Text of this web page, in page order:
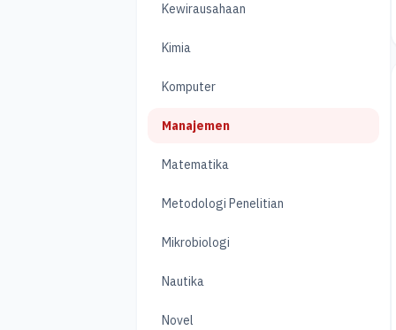
Kewirausahaan
Kimia
Komputer
Manajemen
Matematika
Metodologi Penelitian
Mikrobiologi
Nautika
Novel